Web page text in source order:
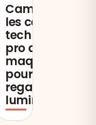
Camoufler
les cernes :
technique
pro de
maquillage
pour un
regard
lumineux